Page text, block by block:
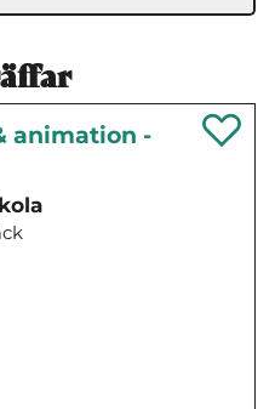
animation -